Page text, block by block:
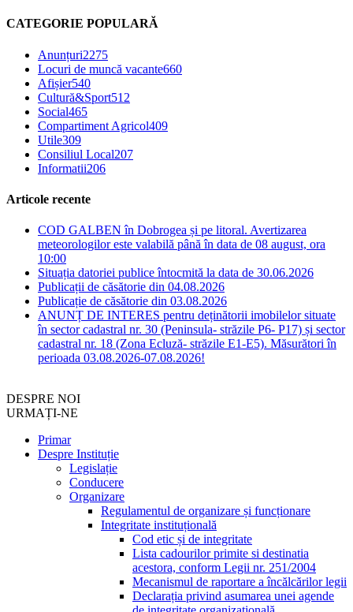
CATEGORIE POPULARĂ
Anunțuri2275
Locuri de muncă vacante660
Afișier540
Cultură&Sport512
Social465
Compartiment Agricol409
Utile309
Consiliul Local207
Informatii206
Articole recente
COD GALBEN în Dobrogea și pe litoral. Avertizarea
meteorologilor este valabilă până în data de 08 august, ora
10:00
Situația datoriei publice întocmită la data de 30.06.2026
Publicații de căsătorie din 04.08.2026
Publicație de căsătorie din 03.08.2026
ANUNȚ DE INTERES pentru deținătorii imobilelor situate
în sector cadastral nr. 30 (Peninsula- străzile P6- P17) și sector
cadastral nr. 18 (Zona Ecluză- străzile E1-E5). Măsurători în
perioada 03.08.2026-07.08.2026!
DESPRE NOI
URMAȚI-NE
Primar
Despre Instituție
Legislație
Conducere
Organizare
Regulamentul de organizare și funcționare
Integritate instituțională
Cod etic și de integritate
Lista cadourilor primite si destinatia
acestora, conform Legii nr. 251/2004
Mecanismul de raportare a încălcărilor legii
Declarația privind asumarea unei agende